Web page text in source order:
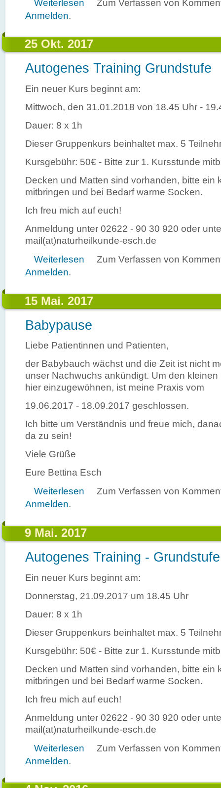
Weiterlesen
Zum Verfassen von
Anmelden.
25 Okt. 2017
Autogenes Training Grundstufe
Ein neuer Kurs beginnt am:
Mittwoch, den 31.01.2018 von 18.45 Uhr -
Dauer: 8 x 1h
Dieser Gruppenkurs beinhaltet max. 5
Kursgebühr: 50€ - Bitte zur 1. Kursstunde
Decken und Matten sind vorhanden, bitte ein
mitbringen und bei Bedarf warme Socken.
Ich freu mich auf euch!
Anmeldung unter 02622 - 90 30 920 oder
mail(at)naturheilkunde-esch.de
Weiterlesen über Autogenes Training Grundstufe
Zum Verfassen von
Anmelden.
15 Mai. 2017
Babypause
Liebe Patientinnen und Patienten,
der Babybauch wächst und die Zeit ist nicht
unser Nachwuchs ankündigt. Um den
hier einzugewöhnen, ist meine Praxis vom
19.06.2017 - 18.09.2017 geschlossen.
Ich bitte um Verständnis und freue mich,
da zu sein!
Viele Grüße
Eure Bettina Esch
Weiterlesen über Babypause
Zum Verfassen von
Anmelden.
9 Mai. 2017
Autogenes Training - Grundstufe
Ein neuer Kurs beginnt am:
Donnerstag, 21.09.2017 um 18.45 Uhr
Dauer: 8 x 1h
Dieser Gruppenkurs beinhaltet max. 5
Kursgebühr: 50€ - Bitte zur 1. Kursstunde
Decken und Matten sind vorhanden, bitte ein
mitbringen und bei Bedarf warme Socken.
Ich freu mich auf euch!
Anmeldung unter 02622 - 90 30 920 oder
mail(at)naturheilkunde-esch.de
Weiterlesen über Autogenes Training - Grundstufe
Zum Verfassen von
Anmelden.